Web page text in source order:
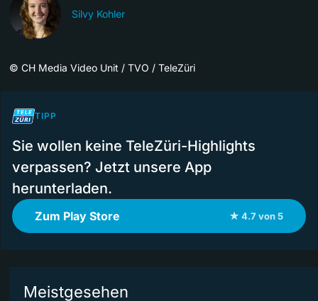
Silvy Kohler
© CH Media Video Unit / TVO / TeleZüri
TIPP
Sie wollen keine TeleZüri-Highlights
verpassen? Jetzt unsere App
herunterladen.
Zum Play Store ★ 4.7 von 5
Meistgesehen